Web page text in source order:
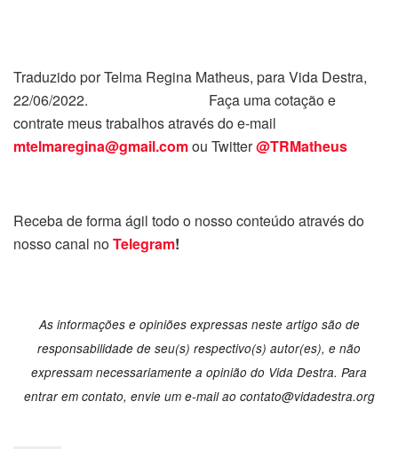
Traduzido por Telma Regina Matheus, para Vida Destra,
22/06/2022. Faça uma cotação e
contrate meus trabalhos através do e-mail
mtelmaregina@gmail.comou Twitter@TRMatheus
Receba de forma ágil todo o nosso conteúdo através do
nosso canal noTelegram!
As informações e opiniões expressas neste artigo são de
responsabilidade de seu(s) respectivo(s) autor(es), e não
expressam necessariamente a opinião do Vida Destra. Para
entrar em contato, envie um e-mail ao contato@vidadestra.org